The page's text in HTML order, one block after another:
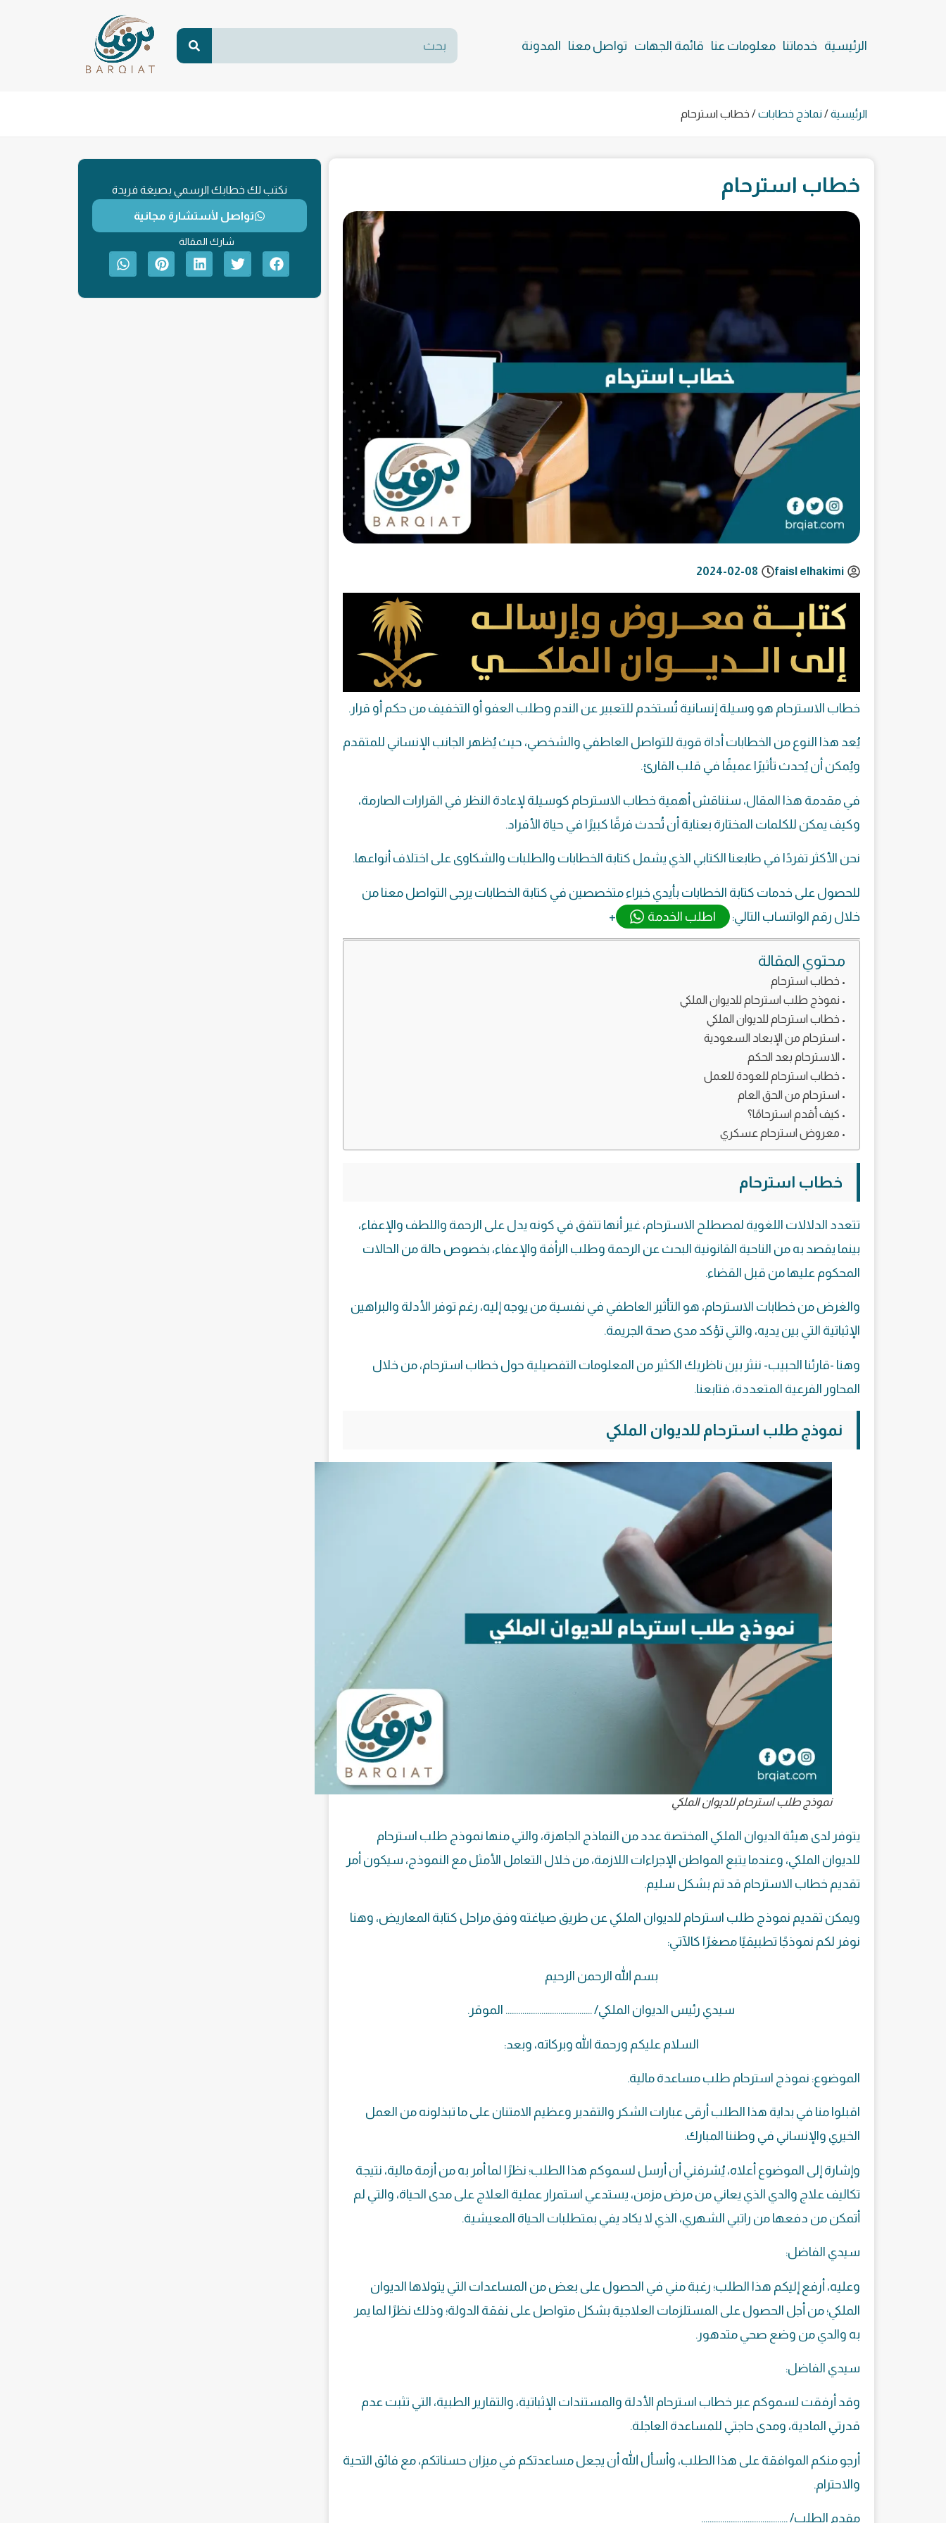
الرئيسية خدماتنا معلومات عنا قائمة الجهات تواصل معنا المدونة
الرئيسية/نماذج خطابات/ خطاب استرحام
خطاب استرحام
faisl elhakimi
2024-02-08
خطاب الاسترحام هو وسيلة إنسانية تُستخدم للتعبير عن الندم وطلب العفو أو التخفيف من حكم أو قرار.
يُعد هذا النوع من الخطابات أداة قوية للتواصل العاطفي والشخصي، حيث يُظهر الجانب الإنساني للمتقدم
ويُمكن أن يُحدث تأثيرًا عميقًا في قلب القارئ.
في مقدمة هذا المقال، سنناقش أهمية خطاب الاسترحام كوسيلة لإعادة النظر في القرارات الصارمة،
وكيف يمكن للكلمات المختارة بعناية أن تُحدث فرقًا كبيرًا في حياة الأفراد.
نحن الأكثر تفردًا في طابعنا الكتابي الذي يشمل كتابة الخطابات والطلبات والشكاوى على اختلاف أنواعها.
للحصول على خدمات كتابة الخطابات بأيدي خبراء متخصصين في كتابة الخطابات يرجى التواصل معنا من
خلال رقم الواتساب التالي:
اطلب الخدمة +
محتوي المقالة
خطاب استرحام
نموذج طلب استرحام للديوان الملكي
خطاب استرحام للديوان الملكي
استرحام من الإبعاد السعودية
الاسترحام بعد الحكم
خطاب استرحام للعودة للعمل
استرحام من الحق العام
كيف أقدم استرحامًا؟
معروض استرحام عسكري
خطاب استرحام
تتعدد الدلالات اللغوية لمصطلح الاسترحام، غير أنها تتفق في كونه يدل على الرحمة واللطف والإعفاء،
بينما يقصد به من الناحية القانونية البحث عن الرحمة وطلب الرأفة والإعفاء، بخصوص حالة من الحالات
المحكوم عليها من قبل القضاء.
والغرض من خطابات الاسترحام، هو التأثير العاطفي في نفسية من يوجه إليه، رغم توفر الأدلة والبراهين
الإثباتية التي بين يديه، والتي تؤكد مدى صحة الجريمة.
وهنا -قارئنا الحبيب- ننثر بين ناظريك الكثير من المعلومات التفصيلية حول خطاب استرحام، من خلال
المحاور الفرعية المتعددة، فتابعنا.
نموذج طلب استرحام للديوان الملكي
نموذج طلب استرحام للديوان الملكي
يتوفر لدى هيئة الديوان الملكي المختصة عدد من النماذج الجاهزة، والتي منها نموذج طلب استرحام
للديوان الملكي، وعندما يتبع المواطن الإجراءات اللازمة، من خلال التعامل الأمثل مع النموذج، سيكون أمر
تقديم خطاب الاسترحام قد تم بشكل سليم.
ويمكن تقديم نموذج طلب استرحام للديوان الملكي عن طريق صياغته وفق مراحل كتابة المعاريض، وهنا
نوفر لكم نموذجًا تطبيقيًا مصغرًا كالآتي:
بسم الله الرحمن الرحيم
سيدي رئيس الديوان الملكي/ ………………………………….. الموقر.
السلام عليكم ورحمة الله وبركاته، وبعد:
الموضوع: نموذج استرحام طلب مساعدة مالية.
اقبلوا منا في بداية هذا الطلب أرقى عبارات الشكر والتقدير وعظيم الامتنان على ما تبذلونه من العمل
الخيري والإنساني في وطننا المبارك.
وإشارة إلى الموضوع أعلاه، يُشرفني أن أرسل لسموكم هذا الطلب؛ نظرًا لما أمر به من أزمة مالية، نتيجة
تكاليف علاج والدي الذي يعاني من مرض مزمن، يستدعي استمرار عملية العلاج على مدى الحياة، والتي لم
أتمكن من دفعها من راتبي الشهري، الذي لا يكاد يفي بمتطلبات الحياة المعيشية.
سيدي الفاضل:
وعليه، أرفع إليكم هذا الطلب؛ رغبة مني في الحصول على بعض من المساعدات التي يتولاها الديوان
الملكي؛ من أجل الحصول على المستلزمات العلاجية بشكل متواصل على نفقة الدولة؛ وذلك نظرًا لما يمر
به والدي من وضع صحي متدهور.
سيدي الفاضل:
وقد أرفقت لسموكم عبر خطاب استرحام الأدلة والمستندات الإثباتية، والتقارير الطبية، التي تثبت عدم
قدرتي المادية، ومدى حاجتي للمساعدة العاجلة.
أرجو منكم الموافقة على هذا الطلب، وأسأل الله أن يجعل مساعدتكم في ميزان حسناتكم، مع فائق التحية
والاحترام.
مقدم الطلب/ …………………………………..
نكتب لك خطابك الرسمي بصيغة فريدة
تواصل لأستشارة مجانية
شارك المقالة